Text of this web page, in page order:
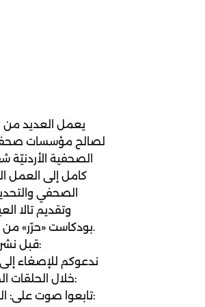
يعمل العديد من
لصالح مؤسسات
الصحفية
كامل إلى العمل
الصحفي
وتقديم تالا
.بودكاست «حرّر»
قبل
خلال الحلقات